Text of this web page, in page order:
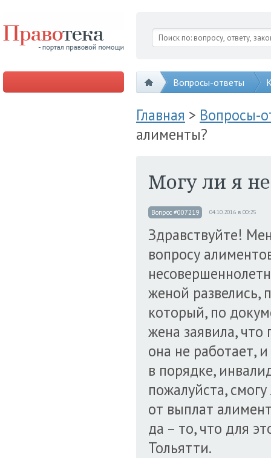
Вопросы-ответы
Главная > Вопросы-
алименты?
Могу ли я
Вопрос #007219 04.10.2016 в 00:25
Здравствуйте!
вопросу
женой развелись,
который, по
жена заявила,
она не работает,
в порядке,
пожалуйста,
от выплат
да – то, что для
Тольятти.